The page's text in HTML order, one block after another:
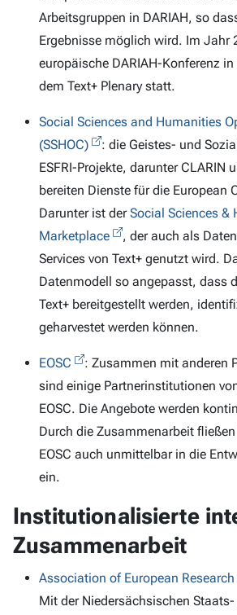
Arbeitsgruppen in DARIAH, so
Ergebnisse möglich wird. Im Jahr
europäische DARIAH-Konferenz
dem Text+ Plenary statt.
Social Sciences and Humanities
(SSHOC)
: die Geistes- und
ESFRI-Projekte, darunter CLARIN
bereiten Dienste für die European
Darunter ist derSocial Sciences &
Marketplace
, der auch als
Services von Text+ genutzt wird.
Datenmodell so angepasst, dass
Text+ bereitgestellt werden,
geharvestet werden können.
EOSC
: Zusammen mit anderen
sind einige Partnerinstitutionen
EOSC. Die Angebote werden
Durch die Zusammenarbeit
EOSC auch unmittelbar in die
ein.
Institutionalisierte
Zusammenarbeit
Association of European
Mit der Niedersächsischen Staats-